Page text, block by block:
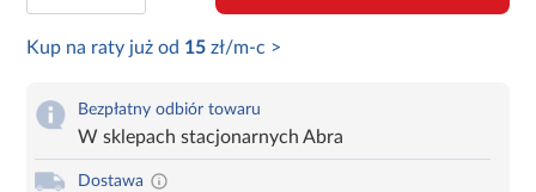
Kup na raty już od 15 zł/m-c >
Bezpłatny odbiór towaru
W sklepach stacjonarnych Abra
Dostawa